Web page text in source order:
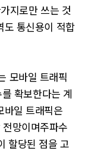
지로만 쓰는 것
도 통신용이 적합
모바일 트래픽
확보한다는 계
바일 트래픽은
전망이며주파수
할당된 점을 고